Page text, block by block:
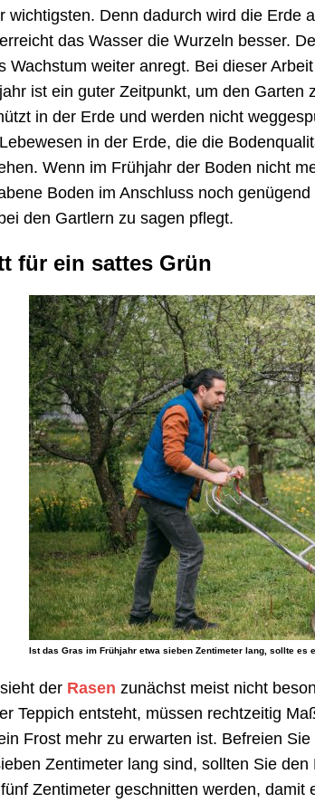
wichtigsten. Denn dadurch wird die Erde
das Wasser die Wurzeln besser.
Wachstum weiter anregt. Bei dieser
ist ein guter Zeitpunkt, um den
in der Erde und werden nicht
in der Erde, die die
Wenn im Frühjahr der Boden nicht
Boden im Anschluss noch
den Gartlern zu sagen pflegt.
für ein sattes Grün
Ist das Gras im Frühjahr etwa sieben Zentimeter lang, sollte es
der Rasen zunächst meist nicht
Teppich entsteht, müssen rechtzeitig
Frost mehr zu erwarten ist. Befreien
Zentimeter lang sind, sollten Sie
Zentimeter geschnitten werden,